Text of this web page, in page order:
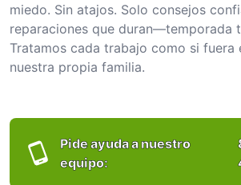
miedo. Sin atajos. Solo consejos
reparaciones que duran—temporada
Tratamos cada trabajo como si fuera
nuestra propia familia.
Pide ayuda a nuestro
equipo: